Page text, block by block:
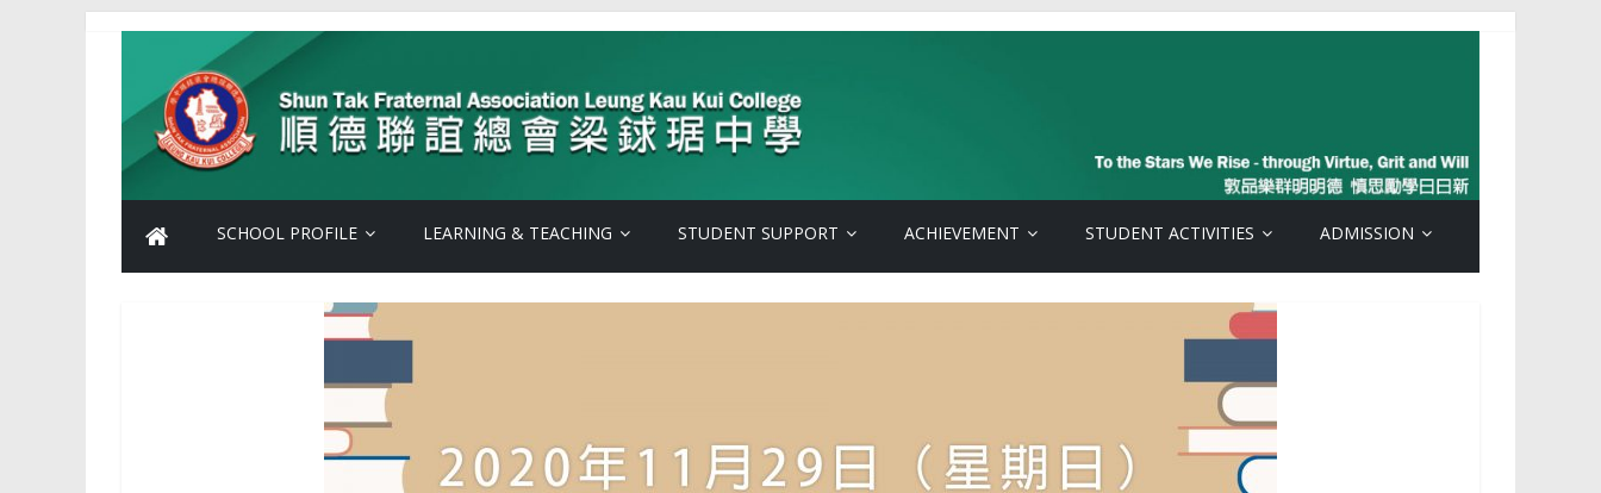
Skip
Shun
Tak
Fraternal
Association
SCHOOL PROFILE LEARNING & TEACHING STUDENT SUPPORT ACHIEVEMENT STUDENT ACTIVITIES ADMISSION